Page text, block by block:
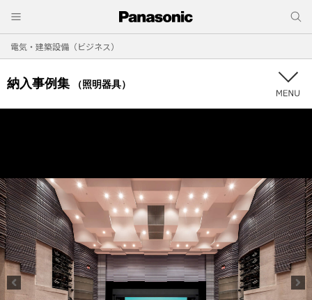
電気・建築設備（ビジネス）
納入事例集 （照明器具）